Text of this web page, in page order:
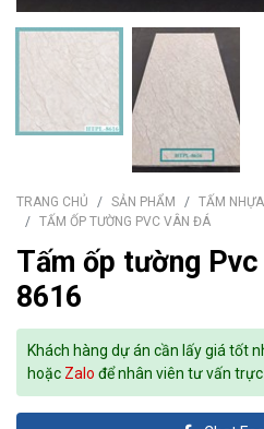
TRANG CHỦ SẢN PHẨM
TẤM
TẤM ỐP TƯỜNG PVC VÂN ĐÁ
Tấm ốp tường
8616
Khách hàng dự án cần lấy giá tốt
hoặc Zalo để nhân viên tư vấn